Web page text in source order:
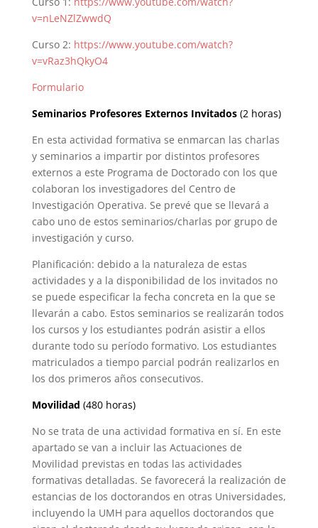
v=nLeNZlZwwdQ
Curso 2: https://www.youtube.com/watch?
v=vRaz3hQkyO4
Formulario
Seminarios Profesores Externos Invitados(2 horas)
En esta actividad formativa se enmarcan las charlas
y seminarios a impartir por distintos profesores
externos a este Programa de Doctorado con los que
colaboran los investigadores del Centro de
Investigación Operativa. Se prevé que se llevará a
cabo uno de estos seminarios/charlas por grupo de
investigación y curso.
Planificación: debido a la naturaleza de estas
actividades y a la disponibilidad de los invitados no
se puede especificar la fecha concreta en la que se
llevarán a cabo. Estos seminarios se realizarán todos
los cursos y los estudiantes podrán asistir a ellos
durante todo su período formativo. Los estudiantes
matriculados a tiempo parcial podrán realizarlos en
los dos primeros años consecutivos.
Movilidad (480 horas)
No se trata de una actividad formativa en sí. En este
apartado se van a incluir las Actuaciones de
Movilidad previstas en todas las actividades
formativas detalladas. Se favorecerá la realización de
estancias de los doctorandos en otras Universidades,
incluyendo la UMH para aquellos doctorandos que